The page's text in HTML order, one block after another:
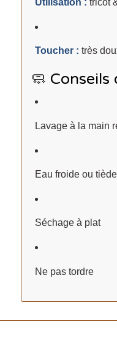
Utilisation : tricot
Toucher : très
🧼 Conseils
Lavage à la main
Eau froide ou tiède
Séchage à plat
Ne pas tordre